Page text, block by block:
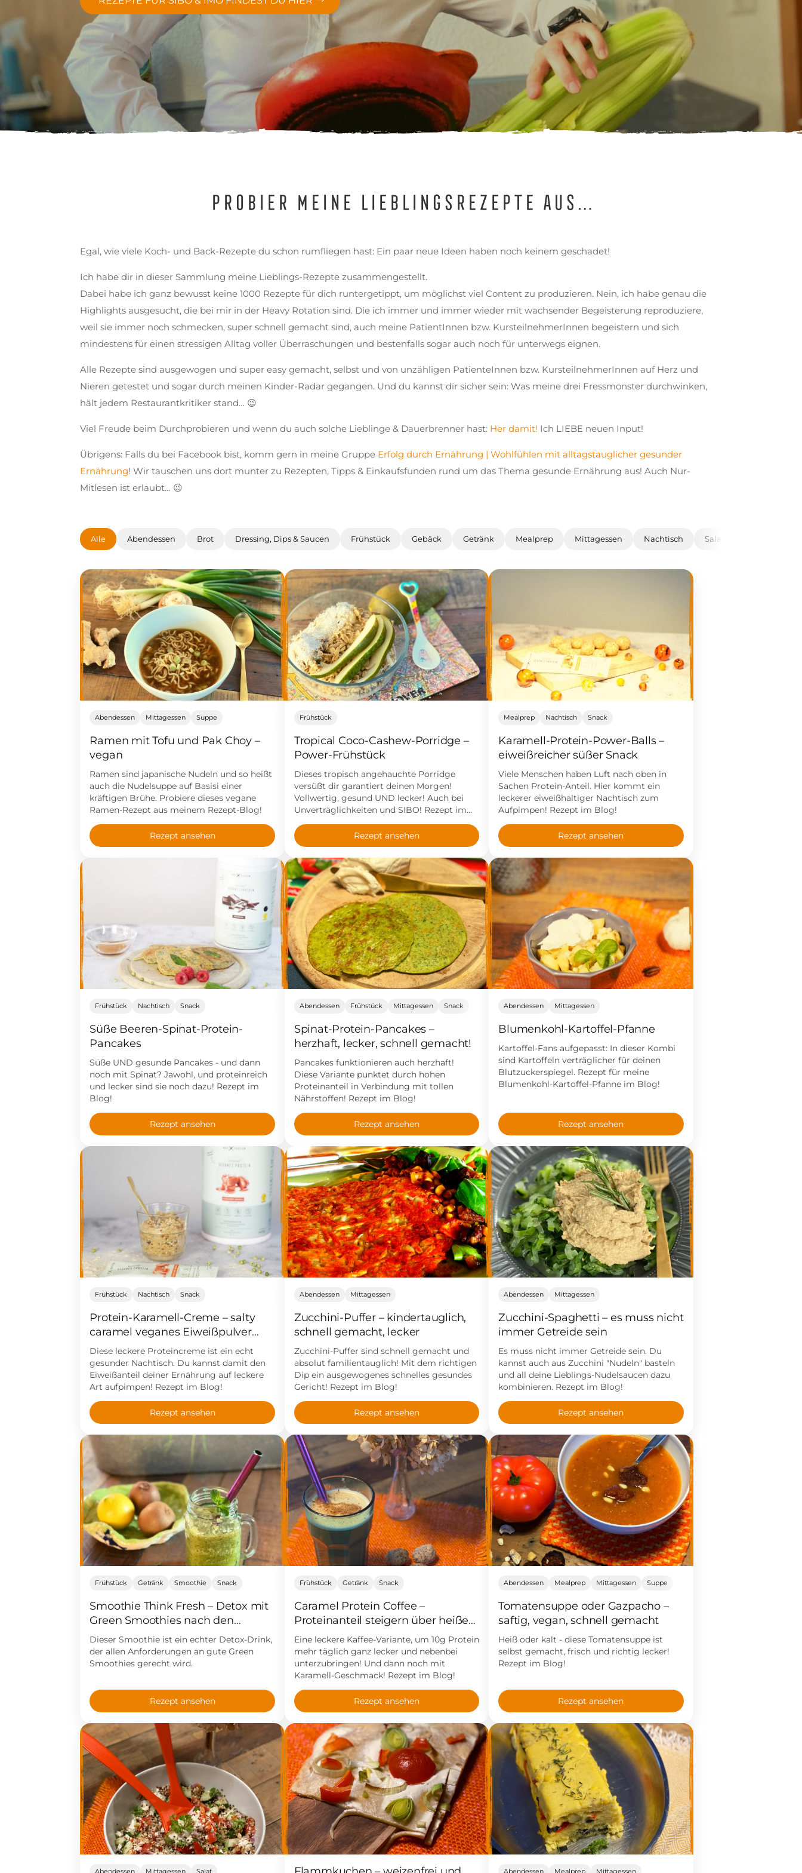
Probier meine Lieblingsrezepte aus…
Egal, wie viele Koch- und Back-Rezepte du schon rumfliegen hast: Ein paar neue Ideen haben noch keinem geschadet!
Ich habe dir in dieser Sammlung meine Lieblings-Rezepte zusammengestellt.
Dabei habe ich ganz bewusst keine 1000 Rezepte für dich runtergetippt, um möglichst viel Content zu produzieren. Nein, ich habe genau die
Highlights ausgesucht, die bei mir in der Heavy Rotation sind. Die ich immer und immer wieder mit wachsender Begeisterung reproduziere,
weil sie immer noch schmecken, super schnell gemacht sind, auch meine PatientInnen bzw. KursteilnehmerInnen begeistern und sich
mindestens für einen stressigen Alltag voller Überraschungen und bestenfalls sogar auch noch für unterwegs eignen.
Alle Rezepte sind ausgewogen und super easy gemacht, selbst und von unzähligen PatienteInnen bzw. KursteilnehmerInnen auf Herz und
Nieren getestet und sogar durch meinen Kinder-Radar gegangen. Und du kannst dir sicher sein: Was meine drei Fressmonster durchwinken,
hält jedem Restaurantkritiker stand… 😉
Viel Freude beim Durchprobieren und wenn du auch solche Lieblinge & Dauerbrenner hast: Her damit! Ich LIEBE neuen Input!
Übrigens: Falls du bei Facebook bist, komm gern in meine Gruppe Erfolg durch Ernährung | Wohlfühlen mit alltagstauglicher gesunder
Ernährung! Wir tauschen uns dort munter zu Rezepten, Tipps & Einkaufsfunden rund um das Thema gesunde Ernährung aus! Auch Nur-
Mitlesen ist erlaubt… 😉
Alle Abendessen Brot Dressing, Dips & Saucen Frühstück Gebäck Getränk Mealprep Mittagessen Nachtisch Salat
Abendessen Mittagessen Suppe
Ramen mit Tofu und Pak Choy –
vegan
Ramen sind japanische Nudeln und so heißt
auch die Nudelsuppe auf Basisi einer
kräftigen Brühe. Probiere dieses vegane
Ramen-Rezept aus meinem Rezept-Blog!
Rezept ansehen
Frühstück
Tropical Coco-Cashew-Porridge –
Power-Frühstück
Dieses tropisch angehauchte Porridge
versüßt dir garantiert deinen Morgen!
Vollwertig, gesund UND lecker! Auch bei
Unverträglichkeiten und SIBO! Rezept im
Blog!
Rezept ansehen
Mealprep Nachtisch Snack
Karamell-Protein-Power-Balls –
eiweißreicher süßer Snack
Viele Menschen haben Luft nach oben in
Sachen Protein-Anteil. Hier kommt ein
leckerer eiweißhaltiger Nachtisch zum
Aufpimpen! Rezept im Blog!
Rezept ansehen
Frühstück Nachtisch Snack
Süße Beeren-Spinat-Protein-
Pancakes
Süße UND gesunde Pancakes - und dann
noch mit Spinat? Jawohl, und proteinreich
und lecker sind sie noch dazu! Rezept im
Blog!
Rezept ansehen
Abendessen Frühstück Mittagessen Snack
Spinat-Protein-Pancakes –
herzhaft, lecker, schnell gemacht!
Pancakes funktionieren auch herzhaft!
Diese Variante punktet durch hohen
Proteinanteil in Verbindung mit tollen
Nährstoffen! Rezept im Blog!
Rezept ansehen
Abendessen Mittagessen
Blumenkohl-Kartoffel-Pfanne
Kartoffel-Fans aufgepasst: In dieser Kombi
sind Kartoffeln verträglicher für deinen
Blutzuckerspiegel. Rezept für meine
Blumenkohl-Kartoffel-Pfanne im Blog!
Rezept ansehen
Frühstück Nachtisch Snack
Protein-Karamell-Creme – salty
caramel veganes Eiweißpulver
rockt richtig!
Diese leckere Proteincreme ist ein echt
gesunder Nachtisch. Du kannst damit den
Eiweißanteil deiner Ernährung auf leckere
Art aufpimpen! Rezept im Blog!
Rezept ansehen
Abendessen Mittagessen
Zucchini-Puffer – kindertauglich,
schnell gemacht, lecker
Zucchini-Puffer sind schnell gemacht und
absolut familientauglich! Mit dem richtigen
Dip ein ausgewogenes schnelles gesundes
Gericht! Rezept im Blog!
Rezept ansehen
Abendessen Mittagessen
Zucchini-Spaghetti – es muss nicht
immer Getreide sein
Es muss nicht immer Getreide sein. Du
kannst auch aus Zucchini "Nudeln" basteln
und all deine Lieblings-Nudelsaucen dazu
kombinieren. Rezept im Blog!
Rezept ansehen
Frühstück Getränk Smoothie Snack
Smoothie Think Fresh – Detox mit
Green Smoothies nach den
Feiertagen
Dieser Smoothie ist ein echter Detox-Drink,
der allen Anforderungen an gute Green
Smoothies gerecht wird.
Rezept ansehen
Frühstück Getränk Snack
Caramel Protein Coffee –
Proteinanteil steigern über heiße
Getränke
Eine leckere Kaffee-Variante, um 10g Protein
mehr täglich ganz lecker und nebenbei
unterzubringen! Und dann noch mit
Karamell-Geschmack! Rezept im Blog!
Rezept ansehen
Abendessen Mealprep Mittagessen Suppe
Tomatensuppe oder Gazpacho –
saftig, vegan, schnell gemacht
Heiß oder kalt - diese Tomatensuppe ist
selbst gemacht, frisch und richtig lecker!
Rezept im Blog!
Rezept ansehen